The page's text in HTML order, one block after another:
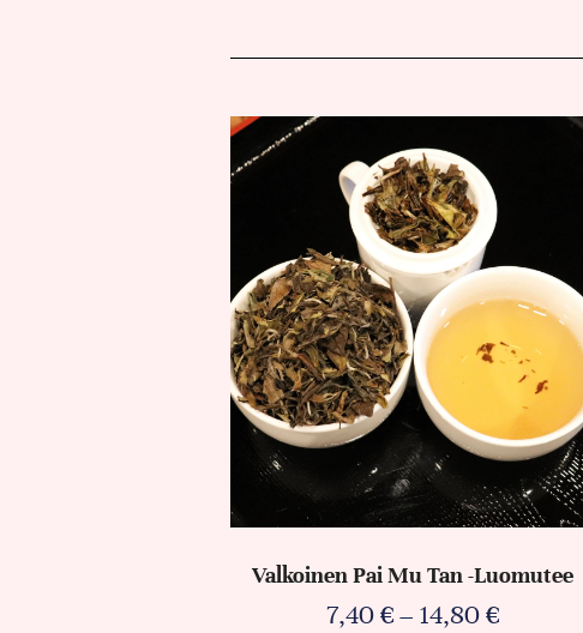
Valkoinen Pai Mu Tan -luomutee
7,40€– 14,80€